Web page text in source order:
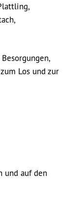
Los und zur
und auf den